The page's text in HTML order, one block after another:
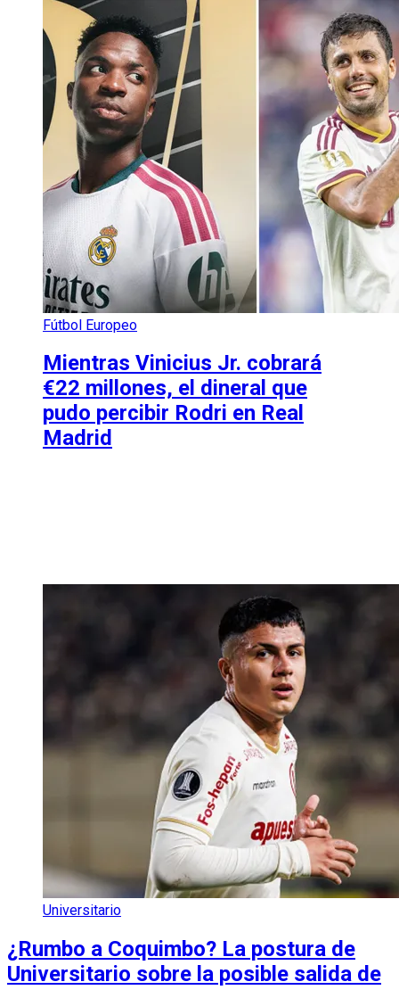
Fútbol Europeo
Mientras Vinicius Jr. cobrará
€22 millones, el dineral que
pudo percibir Rodri en Real
Madrid
Universitario
¿Rumbo a Coquimbo? La postura de
Universitario sobre la posible salida de